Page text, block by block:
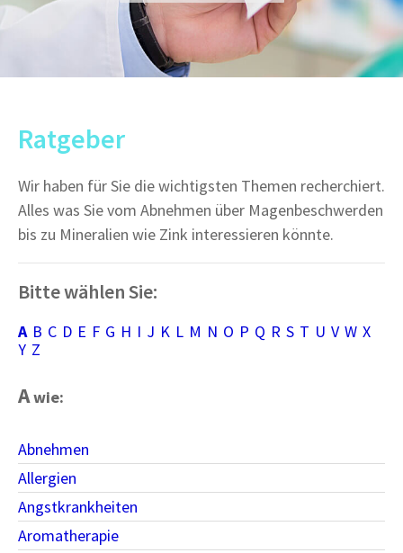
Ratgeber
Wir haben für Sie die wichtigsten Themen recherchiert.
Alles was Sie vom Abnehmen über Magenbeschwerden
bis zu Mineralien wie Zink interessieren könnte.
Bitte wählen Sie:
A B C D E F G H I J K L M N O P Q R S T U V W X
Y Z
Awie:
Abnehmen
Allergien
Angstkrankheiten
Aromatherapie